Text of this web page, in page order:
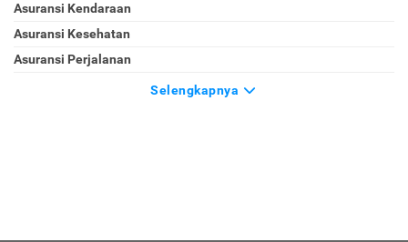
Asuransi Kendaraan
Asuransi Kesehatan
Asuransi Perjalanan
Selengkapnya